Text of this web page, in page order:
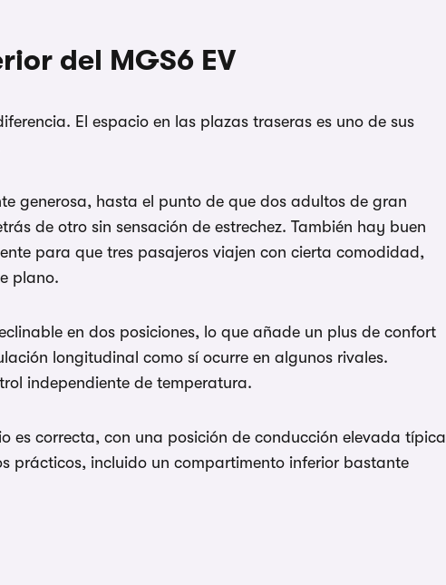
del MGS6 EV
El espacio en las plazas traseras es uno de sus
generosa, hasta el punto de que dos adultos de gran
de otro sin sensación de estrechez. También hay buen
para que tres pasajeros viajen con cierta comodidad,
plano.
en dos posiciones, lo que añade un plus de confort
longitudinal como sí ocurre en algunos rivales.
independiente de temperatura.
es correcta, con una posición de conducción elevada típica
prácticos, incluido un compartimento inferior bastante